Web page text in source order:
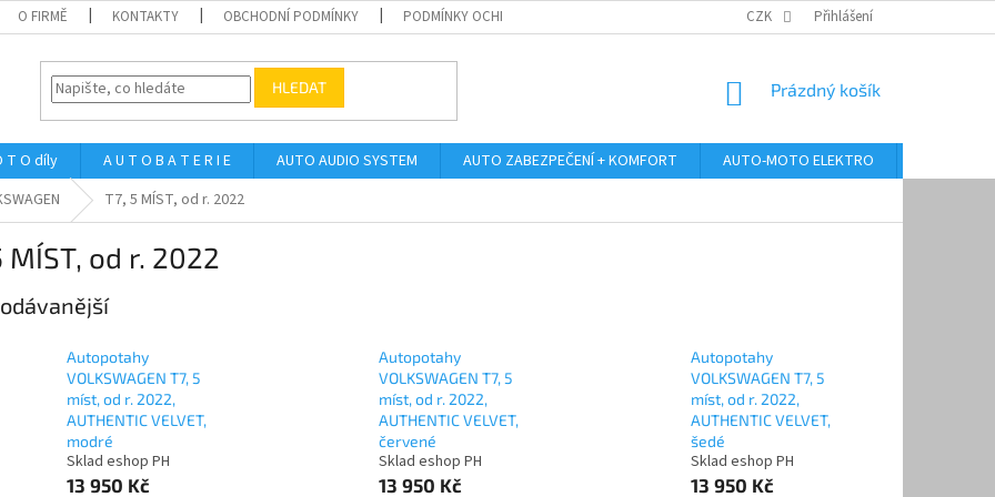
O FIRMĚ KONTAKTY OBCHODNÍ PODMÍNKY PODMÍNKY OCHRANY OSOBNÍCH ÚDAJŮ ODSTOUPENÍ OD KUPNÍ SMLOUVY
CZK Přihlášení
HLEDAT
NÁKUPNÍ
Prázdný košík
T O díly A U T O B A T E R I E AUTO AUDIO SYSTEM AUTO ZABEZPEČENÍ + KOMFORT AUTO-MOTO ELEKTRO
T7, 5 MÍST, od r. 2022
MÍST, od r. 2022
Autopotahy
VOLKSWAGEN T7, 5
míst, od r. 2022,
AUTHENTIC VELVET,
modré
Sklad eshop PH
13 950 Kč
Autopotahy
VOLKSWAGEN T7, 5
míst, od r. 2022,
AUTHENTIC VELVET,
červené
Sklad eshop PH
13 950 Kč
Autopotahy
VOLKSWAGEN T7, 5
míst, od r. 2022,
AUTHENTIC VELVET,
šedé
Sklad eshop PH
13 950 Kč